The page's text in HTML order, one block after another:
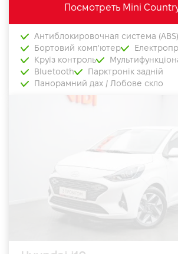
Посмотреть Mini
Антиблокировочная система (ABS)
Бортовий комп'ютер
Круїз контроль
Bluetooth
Парктронік задній
Панорамний дах / Лобове скло